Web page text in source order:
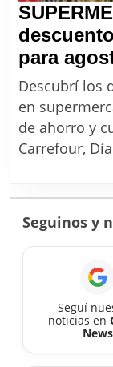
para
Descubrí los
en
de ahorro y
Carrefour,
Seguinos y
Seguí
noticias en
News